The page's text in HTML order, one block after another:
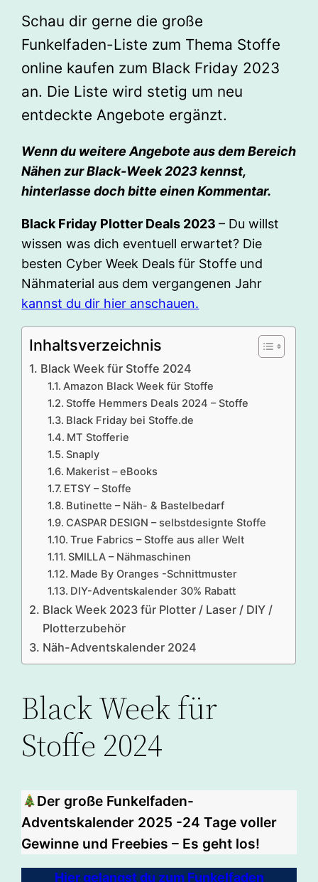
Schau dir gerne die große
Funkelfaden-Liste zum Thema Stoffe
online kaufen zum Black Friday 2023
an. Die Liste wird stetig um neu
entdeckte Angebote ergänzt.
Wenn du weitere Angebote aus dem Bereich
Nähen zur Black-Week 2023 kennst,
hinterlasse doch bitte einen Kommentar.
Black Friday Plotter Deals 2023– Du willst
wissen was dich eventuell erwartet? Die
besten Cyber Week Deals für Stoffe und
Nähmaterial aus dem vergangenen Jahr
kannst du dir hier anschauen.
Inhaltsverzeichnis
Black Week für Stoffe 2024
Amazon Black Week für Stoffe
Stoffe Hemmers Deals 2024 – Stoffe
Black Friday bei Stoffe.de
MT Stofferie
Snaply
Makerist – eBooks
ETSY – Stoffe
Butinette – Näh- & Bastelbedarf
CASPAR DESIGN – selbstdesignte Stoffe
True Fabrics – Stoffe aus aller Welt
SMILLA – Nähmaschinen
Made By Oranges -Schnittmuster
DIY-Adventskalender 30% Rabatt
Black Week 2023 für Plotter / Laser / DIY /
Plotterzubehör
Näh-Adventskalender 2024
Black Week für
Stoffe 2024
Der große Funkelfaden-
Adventskalender 2025 -24 Tage voller
Gewinne und Freebies – Es geht los!
Hier gelangst du zum Funkelfaden